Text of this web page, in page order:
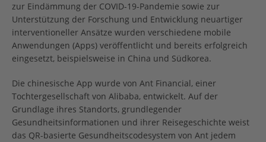
zur Eindämmung der COVID-19-Pandemie sowie zur
Unterstützung der Forschung und Entwicklung neuartiger
interventioneller Ansätze wurden verschiedene mobile
Anwendungen (Apps) veröffentlicht und bereits erfolgreich
eingesetzt, beispielsweise in China und Südkorea.
Die chinesische App wurde von Ant Financial, einer
Tochtergesellschaft von Alibaba, entwickelt. Auf der
Grundlage ihres Standorts, grundlegender
Gesundheitsinformationen und ihrer Reisegeschichte weist
das QR-basierte Gesundheitscodesystem von Ant jedem